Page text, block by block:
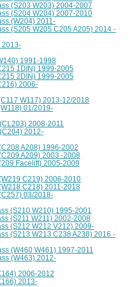
(S203 W203) 2004-2007
(S204 W204) 2007-2010
(W204) 2011-
(S205 W205 C205 A205) 2014 -
2013-
1991-1998
1DIN) 1999-2005
2DIN) 1999-2005
2006-
W117) 2013-12/2018
01/2019-
2008-2011
2012-
A208) 1996-2002
A209) 2003 -2008
Facelift) 2005-2009
C219) 2006-2010
C218) 2011-2018
03/2018-
(S210 W210) 1995-2001
(S211 W211) 2002-2008
(S212 W212 V212) 2009-
(S213 W213 C238 A238) 2016 -
(W460 W461) 1997-2011
(W463) 2012-
2006-2012
2013-